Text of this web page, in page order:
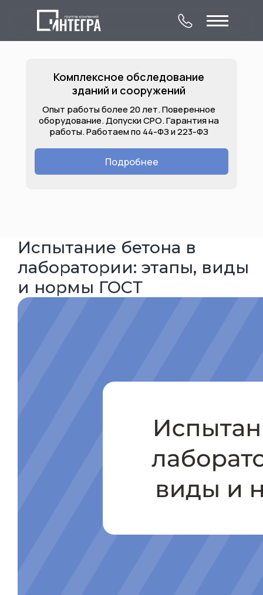
Комплексное
обследование
зданий и сооружений
О компании
Услуги
Объекты
Лицензии
Контакты
Комплексное обследование
зданий и сооружений
Подробнее
Опыт работы более 20 лет. Поверенное
оборудование. Допуски СРО. Гарантия на
работы. Работаем по 44-ФЗ и 223-ФЗ
Испытание бетона в
лаборатории: этапы, виды
и нормы ГОСТ